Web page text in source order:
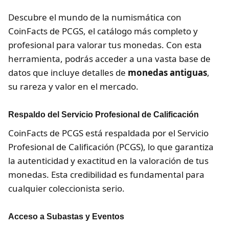
Descubre el mundo de la numismática con
CoinFacts de PCGS, el catálogo más completo y
profesional para valorar tus monedas. Con esta
herramienta, podrás acceder a una vasta base de
datos que incluye detalles de monedas antiguas,
su rareza y valor en el mercado.
Respaldo del Servicio Profesional de Calificación
CoinFacts de PCGS está respaldada por el Servicio
Profesional de Calificación (PCGS), lo que garantiza
la autenticidad y exactitud en la valoración de tus
monedas. Esta credibilidad es fundamental para
cualquier coleccionista serio.
Acceso a Subastas y Eventos